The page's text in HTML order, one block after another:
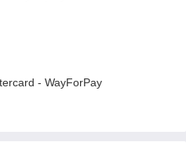
- WayForPay